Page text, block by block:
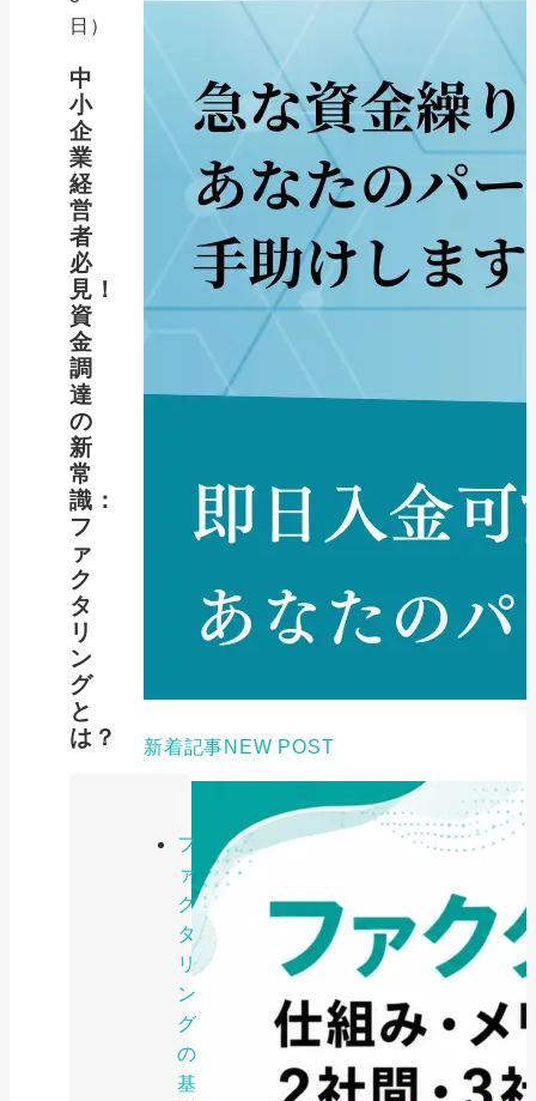
日）
中
小
企
業
経
営
者
必
見！
資
金
調
達
の
新
常
識：
フ
ァ
ク
タ
リ
ン
グ
と
は？
フ
ァ
ク
タ
リ
ン
グ
の
基
新着記事NEW POST